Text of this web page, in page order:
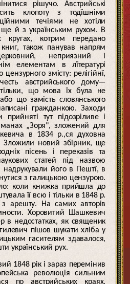
рішучо. Австрийські
клопоту з тодїшніми
течіями не хотіли
ще й з українським рухом. В
кругах, котрим передано
книг, також панував напрям
неприязний і
елементам в лїтературі
змісту: релігійнї,
австрийського дому—
що мова їх була не
що замість словянського
гражданкою. Заходи
прийняті тут підозріливе і
„Зоря", зложений для
в 1834 р.,ся духовна
Зложили новий збірник, ще
пісень і переказів та
статей під назвою
надрукували його в Пештї, в
з галицькою цензурою.
коли книжка прийшла до
її всю і тільки в 1848 р.
з арешту. На самих авторів
Хоровитий Шашкевич
в недостатках, як священик
пішов шукати хліба у
гасителям здавалося,
український рух.
1848 рік і зараз перемінив
революція сильним
по австрийських краях,